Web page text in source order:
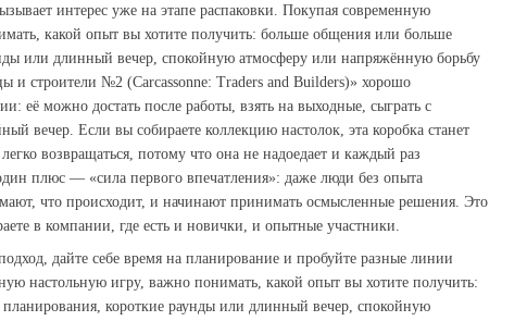
интерес уже на этапе распаковки. Покупая современную
какой опыт вы хотите получить: больше общения или больше
или длинный вечер, спокойную атмосферу или напряжённую борьбу
и строители №2 (Carcassonne: Traders and Builders)» хорошо
её можно достать после работы, взять на выходные, сыграть с
вечер. Если вы собираете коллекцию настолок, эта коробка станет
возвращаться, потому что она не надоедает и каждый раз
плюс — «сила первого впечатления»: даже люди без опыта
что происходит, и начинают принимать осмысленные решения. Это
в компании, где есть и новички, и опытные участники.
дайте себе время на планирование и пробуйте разные линии
настольную игру, важно понимать, какой опыт вы хотите получить:
короткие раунды или длинный вечер, спокойную